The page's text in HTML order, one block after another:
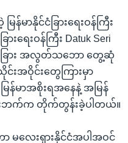
မာနိုင်ငံခြားရေးဝန်ကြီး
းရေးဝန်ကြီး Datuk Seri
းခြား အလွတ်သဘော တွေ့ဆုံ
းအဝိုင်းတွေကြားမှာ
န်မာအစိုးရအနေနဲ့ အမြန်
းဘက်က တိုက်တွန်းခဲ့ပါတယ်။
ာ မလေးရှားနိုင်ငံအပါအဝင်